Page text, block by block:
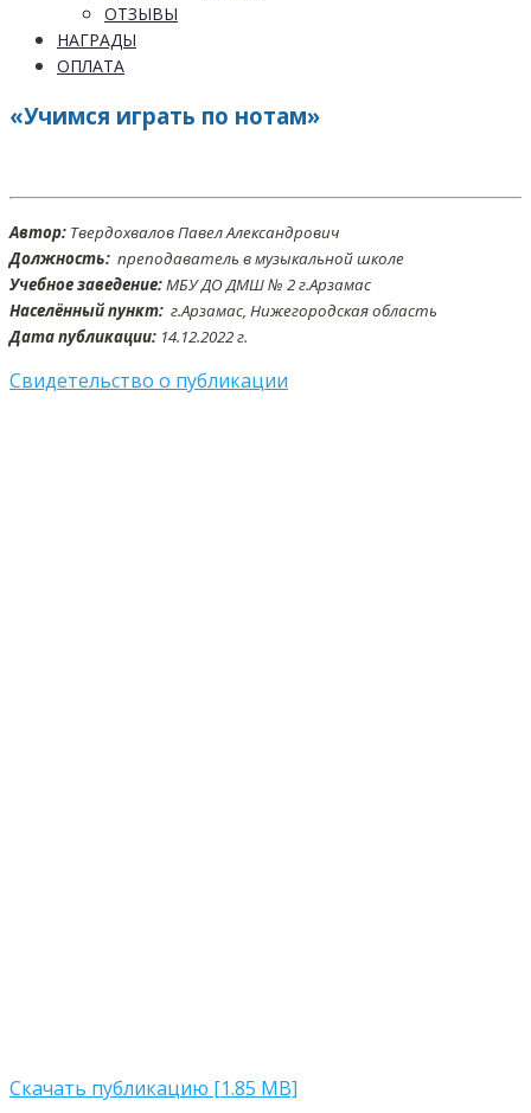
ОТЗЫВЫ
НАГРАДЫ
ОПЛАТА
«Учимся играть по нотам»
Автор: Твердохвалов Павел Александрович
Должность: преподаватель в музыкальной школе
Учебное заведение:МБУ ДО ДМШ № 2 г.Арзамас
Населённый пункт: г.Арзамас, Нижегородская область
Дата публикации: 14.12.2022 г.
Свидетельство о публикации
Скачать публикацию [1.85 MB]